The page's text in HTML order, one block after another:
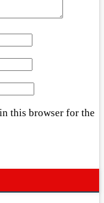
this browser for the